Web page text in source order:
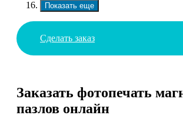
Показать еще
Сделать заказ
Заказать фотопечать
пазлов онлайн